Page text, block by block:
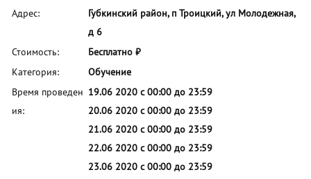
Адрес:
Губкинский район, п Троицкий, ул Молодежная,
д 6
Стоимость:
Бесплатно ₽
Категория:
Обучение
Время проведен
ия:
19.06 2020 с 00:00 до 23:59
20.06 2020 с 00:00 до 23:59
21.06 2020 с 00:00 до 23:59
22.06 2020 с 00:00 до 23:59
23.06 2020 с 00:00 до 23:59